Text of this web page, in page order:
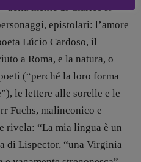
della mente di Clarice si
epistolari: l’amore
Lúcio Cardoso, il
a Roma, e la natura, o
(“perché la loro forma
le lettere alle sorelle e le
Fuchs, malinconico e
rivela: “La mia lingua è un
di Lispector, “una Virginia